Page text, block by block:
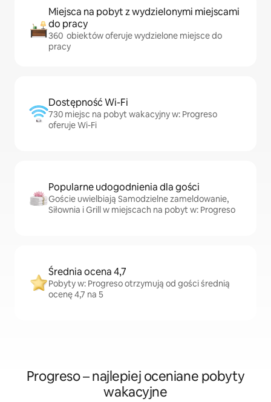
Miejsca na pobyt z wydzielonymi miejscami
do pracy
360 obiektów oferuje wydzielone miejsce do
pracy
Dostępność Wi-Fi
730 miejsc na pobyt wakacyjny w: Progreso
oferuje Wi-Fi
Popularne udogodnienia dla gości
Goście uwielbiają Samodzielne zameldowanie,
Siłownia i Grill w miejscach na pobyt w: Progreso
Średnia ocena 4,7
Pobyty w: Progreso otrzymują od gości średnią
ocenę 4,7 na 5
Progreso – najlepiej oceniane pobyty
wakacyjne